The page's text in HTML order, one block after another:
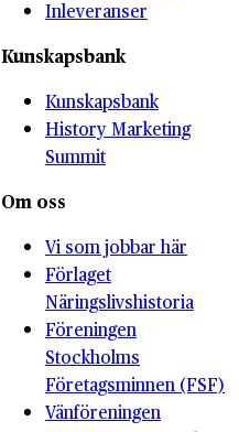
Inleveranser
Kunskapsbank
Kunskapsbank
History Marketing
Summit
Om oss
Vi som jobbar här
Förlaget
Näringslivshistoria
Föreningen
Stockholms
Företagsminnen (FSF)
Vänföreningen